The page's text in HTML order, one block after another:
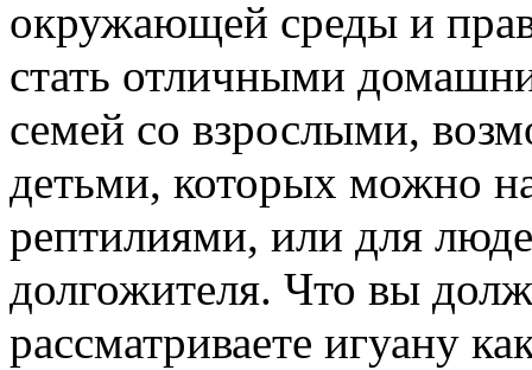
окружающей среды и
стать отличными
семей со взрослыми,
детьми, которых можно
рептилиями, или для
долгожителя. Что вы
рассматриваете игуану